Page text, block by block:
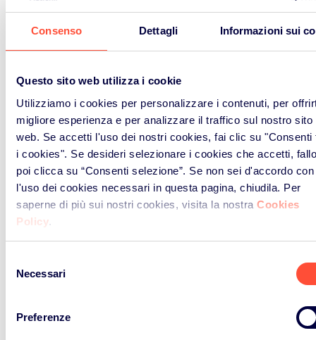
Consenso Dettagli Informazioni sui
Questo sito web utilizza i cookie
Utilizziamo i cookies per personalizzare i contenuti, per
migliore esperienza e per analizzare il traffico sul nostro sito
web. Se accetti l'uso dei nostri cookies, fai clic su "Consenti
i cookies". Se desideri selezionare i cookies che accetti,
poi clicca su “Consenti selezione”. Se non sei d'accordo con
l'uso dei cookies necessari in questa pagina, chiudila. Per
saperne di più sui nostri cookies, visita la nostra Cookies
Policy.
delNecessari
Preferenze